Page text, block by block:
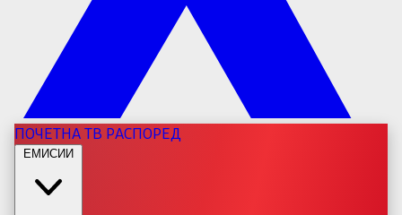
ПОЧЕТНАТВ РАСПОРЕД
ЕМИСИИ